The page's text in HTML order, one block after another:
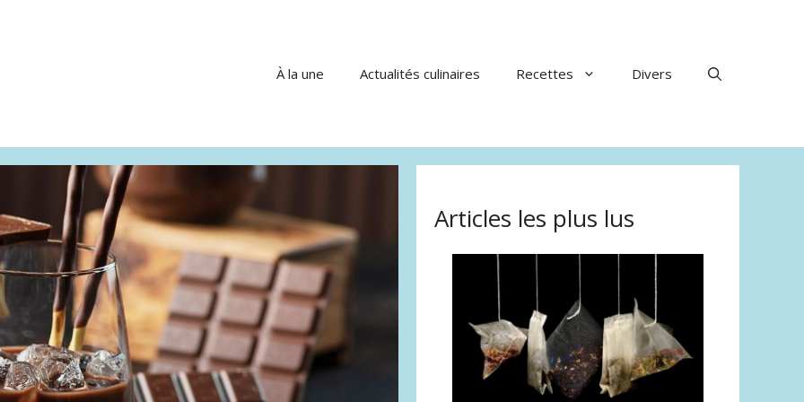
À la une Actualités culinaires Recettes Divers
Articles les plus lus